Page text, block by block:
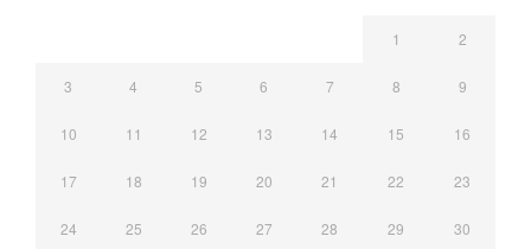
1 2
3 4 5 6 7 8 9
10 11 12 13 14 15 16
17 18 19 20 21 22 23
24 25 26 27 28 29 30